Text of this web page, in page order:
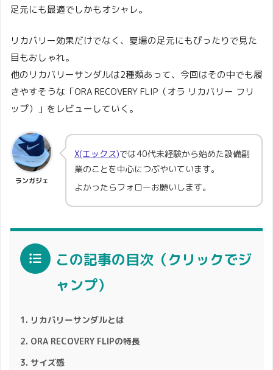
足元にも最適でしかもオシャレ。
リカバリー効果だけでなく、夏場の足元にもぴったりで見た
目もおしゃれ。
他のリカバリーサンダルは2種類あって、今回はその中でも履
きやすそうな「ORA RECOVERY FLIP（オラ リカバリー フリ
ップ）」をレビューしていく。
ランガジェ
X(エックス)では40代未経験から始めた設備副
業のことを中心につぶやいています。
よかったらフォローお願いします。
この記事の目次（クリックでジ
ャンプ）
リカバリーサンダルとは
ORA RECOVERY FLIPの特長
サイズ感